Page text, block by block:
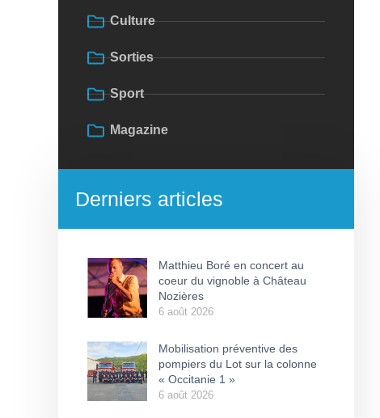
Culture
Sorties
Sport
Magazine
Derniers articles
Matthieu Boré en concert au
coeur du vignoble à Château
Nozières
6 août 2026
Mobilisation préventive des
pompiers du Lot sur la colonne
« Occitanie 1 »
6 août 2026